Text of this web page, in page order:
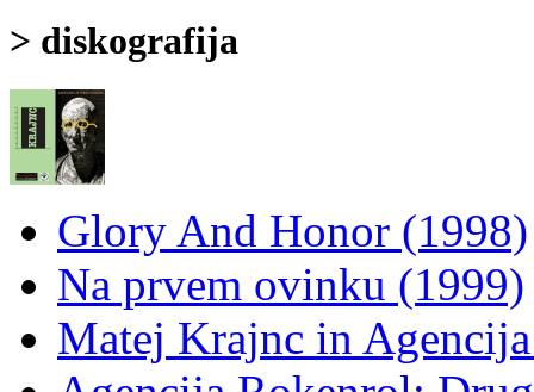
> diskografija
Glory And Honor (1998)
Na prvem ovinku (1999)
Matej Krajnc in